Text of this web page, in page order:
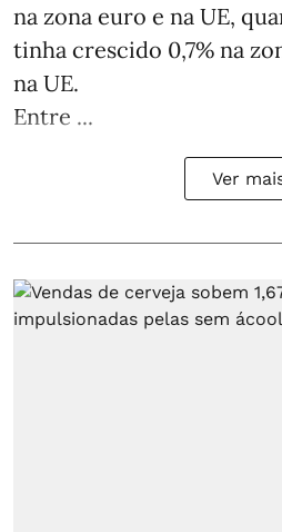
na zona euro e na UE,
tinha crescido 0,7% na
na UE.
Entre ...
Ver